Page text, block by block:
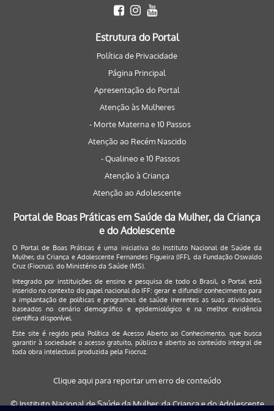
Estrutura do Portal
Política de Privacidade
Página Principal
Apresentação do Portal
Atenção às Mulheres
- Morte Materna e 10 Passos
Atenção ao Recém Nascido
- Qualineo e 10 Passos
Atenção à Criança
Atenção ao Adolescente
Portal de Boas Práticas em Saúde da Mulher, da Criança
e do Adolescente
O Portal de Boas Práticas é uma iniciativa do Instituto Nacional de Saúde da
Mulher, da Criança e Adolescente Fernandes Figueira (IFF), da Fundação Oswaldo
Cruz (Fiocruz), do Ministério da Saúde (MS).
Integrado por instituições de ensino e pesquisa de todo o Brasil, o Portal está
inserido no contexto do papel nacional do IFF: gerar e difundir conhecimento para
a implantação de políticas e programas de saúde inerentes as suas atividades,
baseados no cenário demográfico e epidemiológico e na melhor evidência
científica disponível.
Este site é regido pela Política de Acesso Aberto ao Conhecimento, que busca
garantir à sociedade o acesso gratuito, público e aberto ao conteúdo integral de
toda obra intelectual produzida pela Fiocruz.
Clique aqui para reportar um erro de conteúdo
© Instituto Nacional de Saúde da Mulher, da Criança e do Adolescente